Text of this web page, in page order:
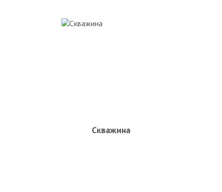
Скважина